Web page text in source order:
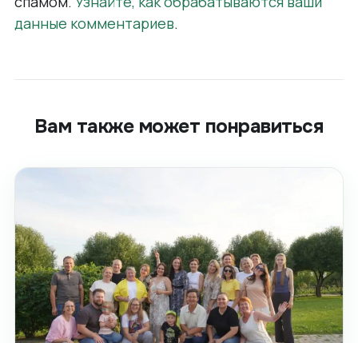
данные комментариев.
Вам также может понравиться